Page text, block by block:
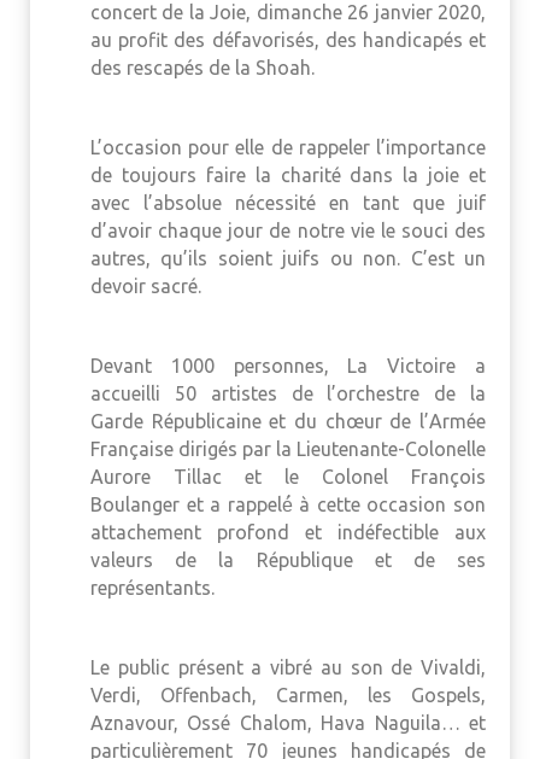
concert de la Joie, dimanche 26 janvier 2020,
au profit des défavorisés, des handicapés et
des rescapés de la Shoah.
L’occasion pour elle de rappeler l’importance
de toujours faire la charité dans la joie et
avec l’absolue nécessité en tant que juif
d’avoir chaque jour de notre vie le souci des
autres, qu’ils soient juifs ou non. C’est un
devoir sacré.
Devant 1000 personnes, La Victoire a
accueilli 50 artistes de l’orchestre de la
Garde Républicaine et du chœur de l’Armée
Française dirigés par la Lieutenante-Colonelle
Aurore Tillac et le Colonel François
Boulanger et a rappelé́ à cette occasion son
attachement profond et indéfectible aux
valeurs de la République et de ses
représentants.
Le public présent a vibré au son de Vivaldi,
Verdi, Offenbach, Carmen, les Gospels,
Aznavour, Ossé Chalom, Hava Naguila… et
particulièrement 70 jeunes handicapés de